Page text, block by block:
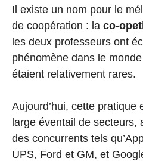
Il existe un nom pour le
de coopération : la co-
les deux professeurs ont
phénomène dans le
étaient relativement rares.
Aujourd’hui, cette pratique
large éventail de secteurs,
des concurrents tels
UPS, Ford et GM, et